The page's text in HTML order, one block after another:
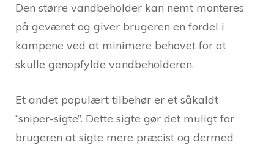
Den større vandbeholder kan nemt monteres
på geværet og giver brugeren en fordel i
kampene ved at minimere behovet for at
skulle genopfylde vandbeholderen.
Et andet populært tilbehør er et såkaldt
“sniper-sigte”. Dette sigte gør det muligt for
brugeren at sigte mere præcist og dermed